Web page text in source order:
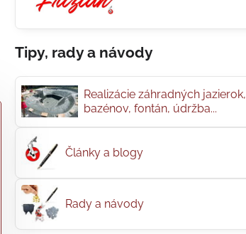
Tipy, rady a návody
Realizácie záhradných jazierok,
bazénov, fontán, údržba...
Články a blogy
Rady a návody